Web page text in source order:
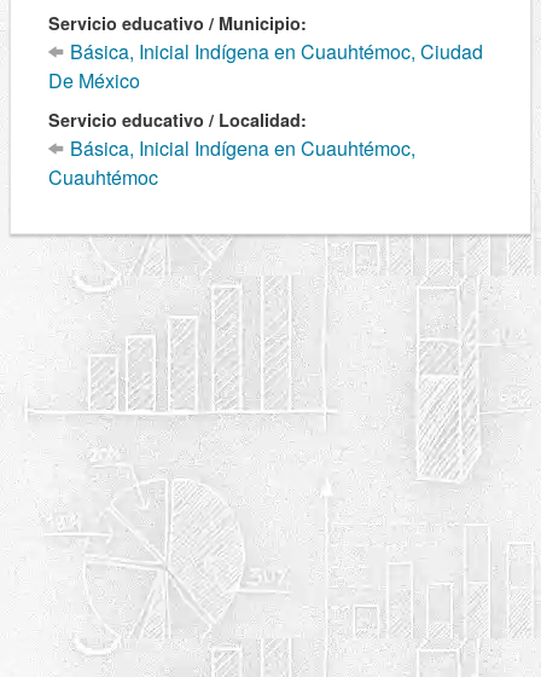
Servicio educativo / Municipio:
Básica, Inicial Indígena en Cuauhtémoc, Ciudad
De México
Servicio educativo / Localidad:
Básica, Inicial Indígena en Cuauhtémoc,
Cuauhtémoc